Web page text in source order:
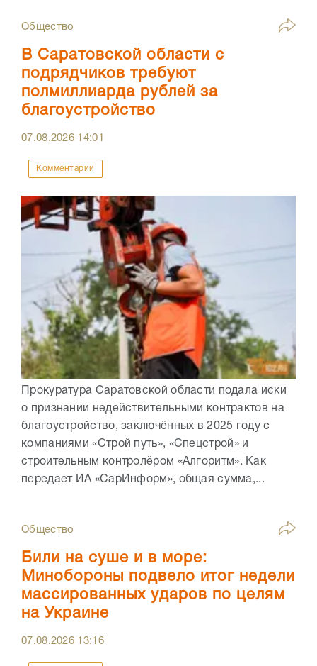
Общество
В Саратовской области с
подрядчиков требуют
полмиллиарда рублей за
благоустройство
07.08.2026 14:01
Комментарии
Прокуратура Саратовской области подала иски
о признании недействительными контрактов на
благоустройство, заключённых в 2025 году с
компаниями «Строй путь», «Спецстрой» и
строительным контролёром «Алгоритм». Как
передает ИА «СарИнформ», общая сумма,...
Общество
Били на суше и в море:
Минобороны подвело итог недели
массированных ударов по целям
на Украине
07.08.2026 13:16